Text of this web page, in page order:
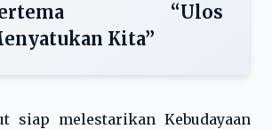
“Ulos
Kita”
siap melestarikan Kebudayaan